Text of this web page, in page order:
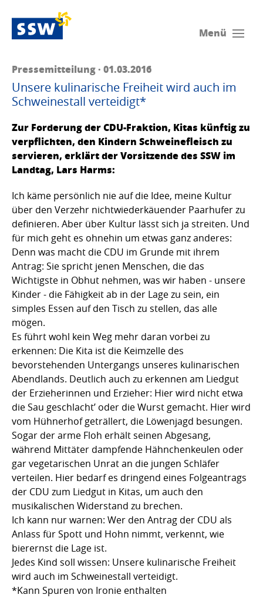
Menü
Pressemitteilung · 01.03.2016
Unsere kulinarische Freiheit wird auch im
Schweinestall verteidigt*
Zur Forderung der CDU-Fraktion, Kitas künftig zu
verpflichten, den Kindern Schweinefleisch zu
servieren, erklärt der Vorsitzende des SSW im
Landtag, Lars Harms:
Ich käme persönlich nie auf die Idee, meine Kultur
über den Verzehr nichtwiederkäuender Paarhufer zu
definieren. Aber über Kultur lässt sich ja streiten. Und
für mich geht es ohnehin um etwas ganz anderes:
Denn was macht die CDU im Grunde mit ihrem
Antrag: Sie spricht jenen Menschen, die das
Wichtigste in Obhut nehmen, was wir haben - unsere
Kinder - die Fähigkeit ab in der Lage zu sein, ein
simples Essen auf den Tisch zu stellen, das alle
mögen.
Es führt wohl kein Weg mehr daran vorbei zu
erkennen: Die Kita ist die Keimzelle des
bevorstehenden Untergangs unseres kulinarischen
Abendlands. Deutlich auch zu erkennen am Liedgut
der Erzieherinnen und Erzieher: Hier wird nicht etwa
die Sau geschlacht’ oder die Wurst gemacht. Hier wird
vom Hühnerhof geträllert, die Löwenjagd besungen.
Sogar der arme Floh erhält seinen Abgesang,
während Mittäter dampfende Hähnchenkeulen oder
gar vegetarischen Unrat an die jungen Schläfer
verteilen. Hier bedarf es dringend eines Folgeantrags
der CDU zum Liedgut in Kitas, um auch den
musikalischen Widerstand zu brechen.
Ich kann nur warnen: Wer den Antrag der CDU als
Anlass für Spott und Hohn nimmt, verkennt, wie
bierernst die Lage ist.
Jedes Kind soll wissen: Unsere kulinarische Freiheit
wird auch im Schweinestall verteidigt.
*Kann Spuren von Ironie enthalten